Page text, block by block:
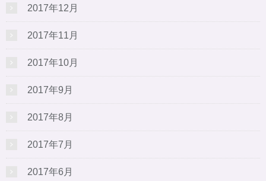
2017年12月
2017年11月
2017年10月
2017年9月
2017年8月
2017年7月
2017年6月